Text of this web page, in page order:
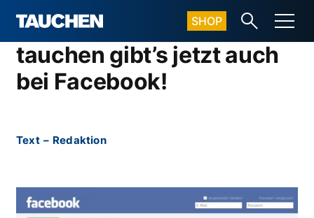
SHOP
tauchen gibt’s jetzt auch
bei Facebook!
Text – Redaktion